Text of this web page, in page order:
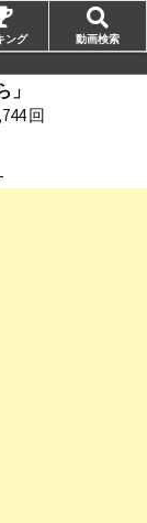
」
回
ング 動画検索